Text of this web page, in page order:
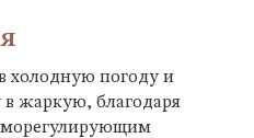
холодную погоду и
в жаркую, благодаря